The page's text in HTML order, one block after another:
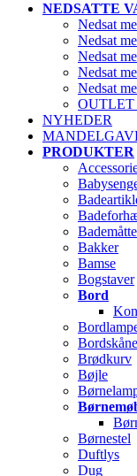
NEDSATTE
Nedsat
Nedsat
Nedsat
Nedsat
Nedsat
OUTLET
NYHEDER
PRODUKTER
Bademåtte
Bakker
Bamse
Bogstaver
Bord
Brødkurv
Bøjle
Børnestel
Duftlys
Dug